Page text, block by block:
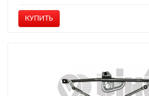
КУПИТЬ